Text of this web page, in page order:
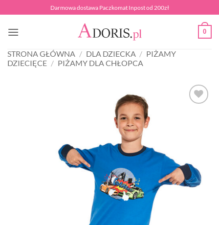
do
zawartości
Darmowa dostawa Paczkomat Inpost od 200zł
0
STRONA GŁÓWNA / DLA DZIECKA / PIŻAMY
DZIECIĘCE / PIŻAMY DLA CHŁOPCA